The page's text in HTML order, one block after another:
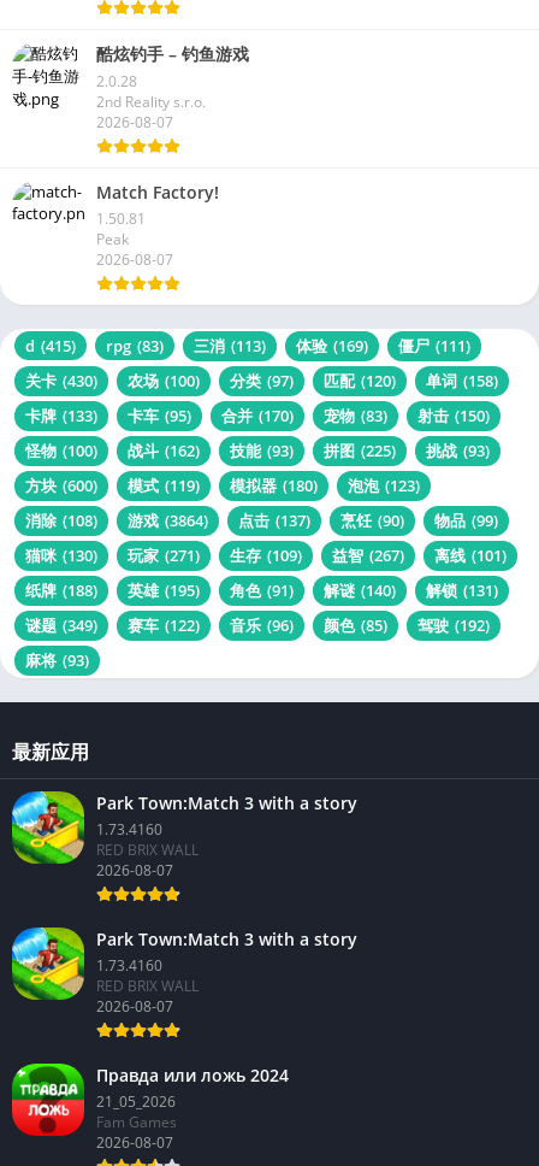
酷炫钓手 – 钓鱼游戏
2.0.28
2nd Reality s.r.o.
2026-08-07
Match Factory!
1.50.81
Peak
2026-08-07
d (415) rpg (83) 三消 (113) 体验 (169) 僵尸 (111)
关卡 (430) 农场 (100) 分类 (97) 匹配 (120) 单词 (158)
卡牌 (133) 卡车 (95) 合并 (170) 宠物 (83) 射击 (150)
怪物 (100) 战斗 (162) 技能 (93) 拼图 (225) 挑战 (93)
方块 (600) 模式 (119) 模拟器 (180) 泡泡 (123)
消除 (108) 游戏 (3864) 点击 (137) 烹饪 (90) 物品 (99)
猫咪 (130) 玩家 (271) 生存 (109) 益智 (267) 离线 (101)
纸牌 (188) 英雄 (195) 角色 (91) 解谜 (140) 解锁 (131)
谜题 (349) 赛车 (122) 音乐 (96) 颜色 (85) 驾驶 (192)
麻将 (93)
最新应用
Park Town:Match 3 with a story
1.73.4160
RED BRIX WALL
2026-08-07
Park Town:Match 3 with a story
1.73.4160
RED BRIX WALL
2026-08-07
Правда или ложь 2024
21_05_2026
Fam Games
2026-08-07